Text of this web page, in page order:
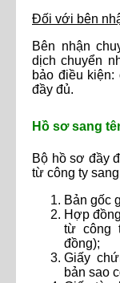
Đối với bên
Bên nhận
dịch chuyển
bảo điều
đầy đủ.
Hồ sơ sang
Bộ hồ sơ đầy
từ công ty
Bản gốc
Hợp
từ công
đồng);
Giấy
bản sao